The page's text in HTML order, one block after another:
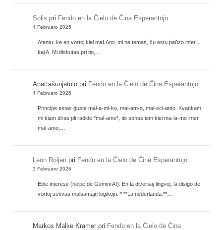
Solis pri Fendo en la Ĉielo de Ĉina Esperantujo
4 Februaro 2026
Atentu: ke en vortoj kiel maLAmi, mi ne temas, ĉu estu paŭzo inter L
kaj A. Mi diskutas pri tio,…
Anattaŝunjatulo pri Fendo en la Ĉielo de Ĉina Esperantujo
4 Februaro 2026
Principe estas ĝuste mal-a-mi-ko, mal-am-o, mal-sci-anto. Kvankam
mi kiam diras pli radide *mal-amo*, tio sonas iom kiel ma-la-mo inter
mal-amo,…
Leon Roijen pri Fendo en la Ĉielo de Ĉina Esperantujo
3 Februaro 2026
Eble interese (helpe de Gemini AI): En la diversaj lingvoj, la disigo de
vortoj sekvas malsamajn logikojn: * **La nederlanda:**…
Markos Malke Kramer pri Fendo en la Ĉielo de Ĉina